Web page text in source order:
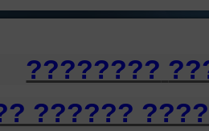
????????
???????